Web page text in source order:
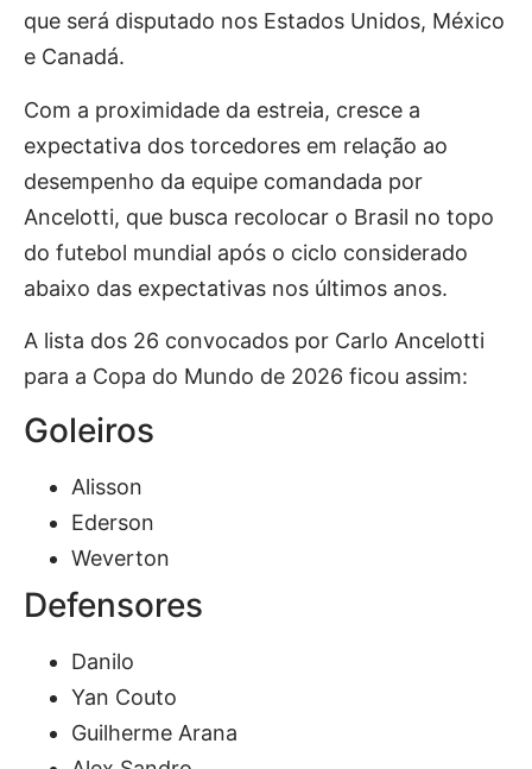
que será disputado nos Estados Unidos, México
e Canadá.
Com a proximidade da estreia, cresce a
expectativa dos torcedores em relação ao
desempenho da equipe comandada por
Ancelotti, que busca recolocar o Brasil no topo
do futebol mundial após o ciclo considerado
abaixo das expectativas nos últimos anos.
A lista dos 26 convocados por Carlo Ancelotti
para a Copa do Mundo de 2026 ficou assim:
Goleiros
Alisson
Ederson
Weverton
Defensores
Danilo
Yan Couto
Guilherme Arana